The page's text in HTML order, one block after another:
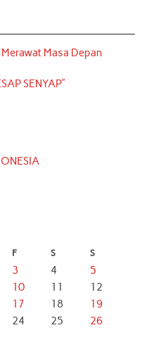
Masa Depan
SENYAP”
F S S
3 4
5
10 11
12
17 18
19
24 25
26